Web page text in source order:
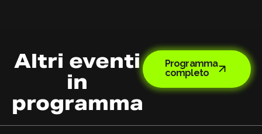
Altri eventi
in
programma
Programma
completo